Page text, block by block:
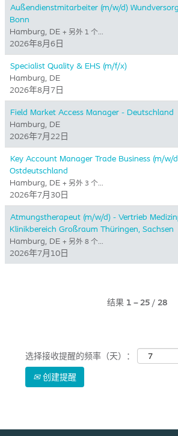
Außendienstmitarbeiter (m/w/d)
Bonn
Hamburg, DE + 另外 1 个…
2026年8月6日
Specialist Quality & EHS (m/f/x)
Hamburg, DE
2026年8月7日
Field Market Access Manager - Deutschland
Hamburg, DE
2026年7月22日
Key Account Manager Trade Business (m/w/
Ostdeutschland
Hamburg, DE + 另外 3 个…
2026年7月30日
Atmungstherapeut (m/w/d) - Vertrieb
Klinikbereich Großraum Thüringen, Sachsen
Hamburg, DE + 另外 8 个…
2026年7月10日
结果 1 – 25 / 28
选择接收提醒的频率（天）：
创建提醒